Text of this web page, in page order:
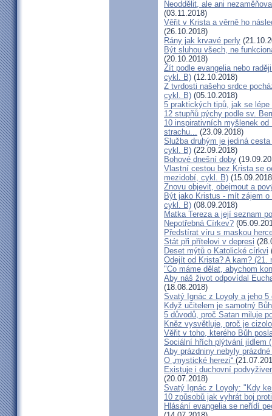
Neoddělit, ale ani
(03.11.2018)
Věřit v Krista a věrně ho
(26.10.2018)
Rány jak krvavé perly
Být sluhou všech, ne
(20.10.2018)
Žít podle evangelia nebo
cykl. B) (12.10.2018)
Z tvrdosti našeho srdce
cykl. B) (05.10.2018)
5 praktických tipů, jak se
12 stupňů pýchy podle sv.
10 inspirativních myšlenek
strachu... (23.09.2018)
Služba druhým je jediná
cykl. B) (22.09.2018)
Bohové dnešní doby
Vlastní cestou bez Krista se
mezidobí, cykl. B)
Znovu objevit, obejmout a
Být jako Kristus - mít zájem
cykl. B) (08.09.2018)
Matka Tereza a její seznam
Nepotřebná Církev?
Předstírat víru s maskou
Stát při přítelovi v depresi
Deset mýtů o Katolické církvi
Odejít od Krista? A kam?
"Co máme dělat, abychom
Aby náš život odpovídal
(18.08.2018)
Svatý Ignác z Loyoly a jeho
Když učitelem je samotný
5 důvodů, proč Satan miluje
Kněz vysvětluje, proč je
Věřit v toho, kterého Bůh
Sociální hřích plýtvání jídlem
Aby prázdniny nebyly
O „mystické herezi“
Existuje i duchovní
(20.07.2018)
Svatý Ignác z Loyoly: "Kdy
10 způsobů jak vyhrát boj
Hlásání evangelia se neřídí